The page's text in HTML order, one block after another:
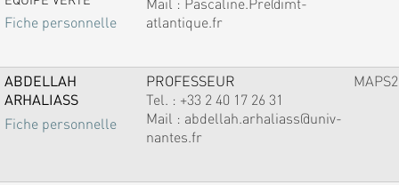
Fiche personnelle
atlantique.fr
ABDELLAH
ARHALIASS
Fiche personnelle
PROFESSEUR
Tel. : +33 2 40 17 26 31
Mail : abdellah.arhaliass@univ-
nantes.fr
MAPS2